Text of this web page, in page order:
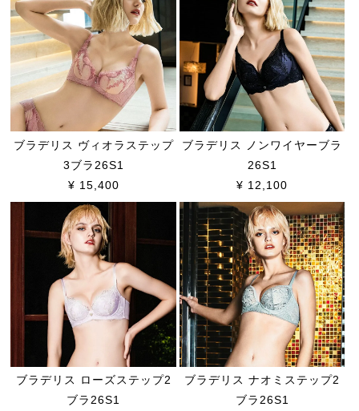
ブラデリス ヴィオラステップ
3ブラ26S1
¥ 15,400
ブラデリス ノンワイヤーブラ
26S1
¥ 12,100
ブラデリス ローズステップ2
ブラ26S1
ブラデリス ナオミステップ2
ブラ26S1